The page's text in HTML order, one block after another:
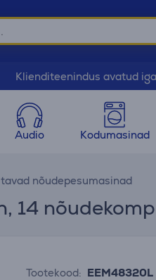
Klienditeenindus avatud
Audio Kodumasinad
nõudepesumasinad
14
Tootekood: EEM48320L